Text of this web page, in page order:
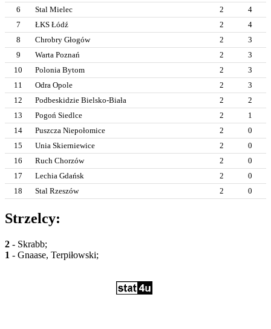
6
Stal Mielec 2
4
7
ŁKS Łódź 2
4
8
Chrobry Głogów 2
3
9
Warta Poznań 2
3
10
Polonia Bytom 2
3
11
Odra Opole 2
3
12
Podbeskidzie Bielsko-Biała 2
2
13
Pogoń Siedlce 2
1
14
Puszcza Niepołomice 2
0
15
Unia Skierniewice 2
0
16
Ruch Chorzów 2
0
17
Lechia Gdańsk 2
0
18
Stal Rzeszów 2 0
Strzelcy:
2 - Skrabb;
1 - Gnaase, Terpiłowski;